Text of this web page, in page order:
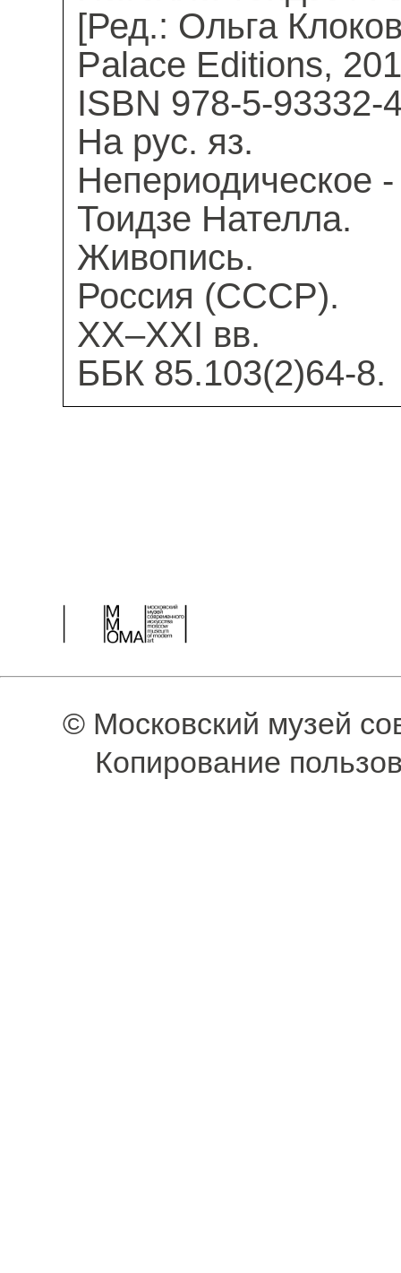
[Ред.: Ольга
Palace Editions,
ISBN 978-5-93332-
На рус. яз.
Непериодическое -
Тоидзе Нателла.
Живопись.
Россия (СССР).
XX–XXI вв.
ББК 85.103(2)64-8.
© Московский музей
Копирование